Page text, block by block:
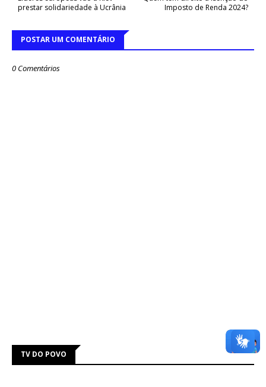
Imposto de Renda 2024?
prestar solidariedade à Ucrânia
POSTAR UM COMENTÁRIO
0 Comentários
TV DO POVO